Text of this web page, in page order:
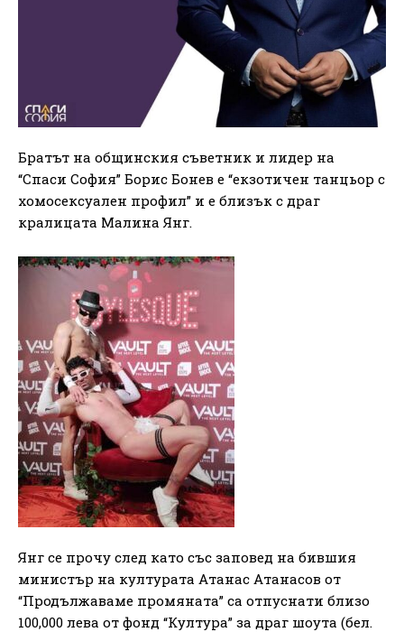
Братът на общинския съветник и лидер на
“Спаси София” Борис Бонев е “екзотичен танцьор с
хомосексуален профил” и е близък с драг
кралицата Малина Янг.
Янг се прочу след като със заповед на бившия
министър на културата Атанас Атанасов от
“Продължаваме промяната” са отпуснати близо
100,000 лева от фонд “Култура” за драг шоута (бел.